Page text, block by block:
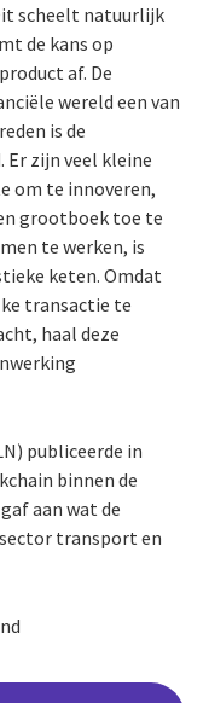
scheelt natuurlijk
de kans op
af. De
wereld een van
is de
zijn veel kleine
om te innoveren,
grootboek toe te
te werken, is
keten. Omdat
transactie te
haal deze
publiceerde in
binnen de
aan wat de
transport en